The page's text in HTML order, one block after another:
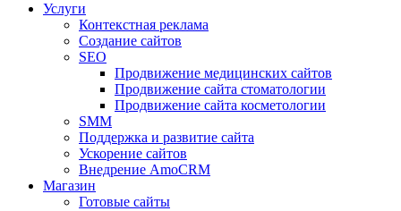
Услуги
Контекстная реклама
Создание сайтов
SEO
Продвижение медицинских сайтов
Продвижение сайта стоматологии
Продвижение сайта косметологии
SMM
Поддержка и развитие сайта
Ускорение сайтов
Внедрение AmoCRM
Магазин
Готовые сайты